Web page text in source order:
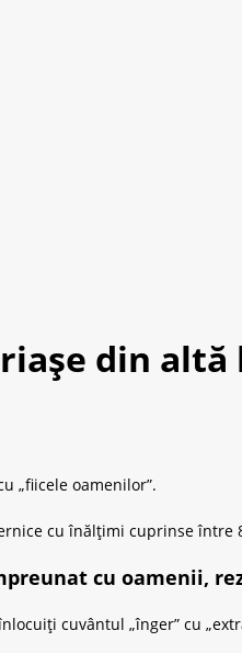
din altă
„fiicele oamenilor”.
cu înălțimi cuprinse între
cu oamenii,
cuvântul „înger” cu